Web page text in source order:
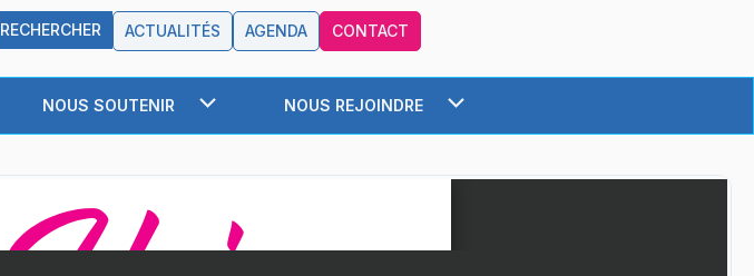
RECHERCHER ACTUALITÉS AGENDA CONTACT
NOUS SOUTENIR NOUS REJOINDRE